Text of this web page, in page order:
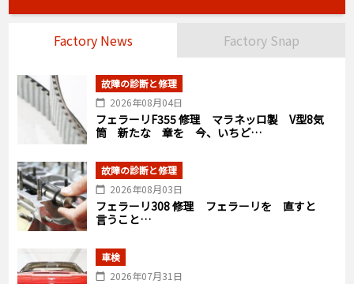
Factory News Factory Snap
故障の診断と修理
2026年08月04日
フェラーリF355 修理 マラネッロ製 V型8気
筒 新たな 章を 今、いちど…
故障の診断と修理
2026年08月03日
フェラーリ308 修理 フェラーリを 直すと
言うこと…
車検
2026年07月31日